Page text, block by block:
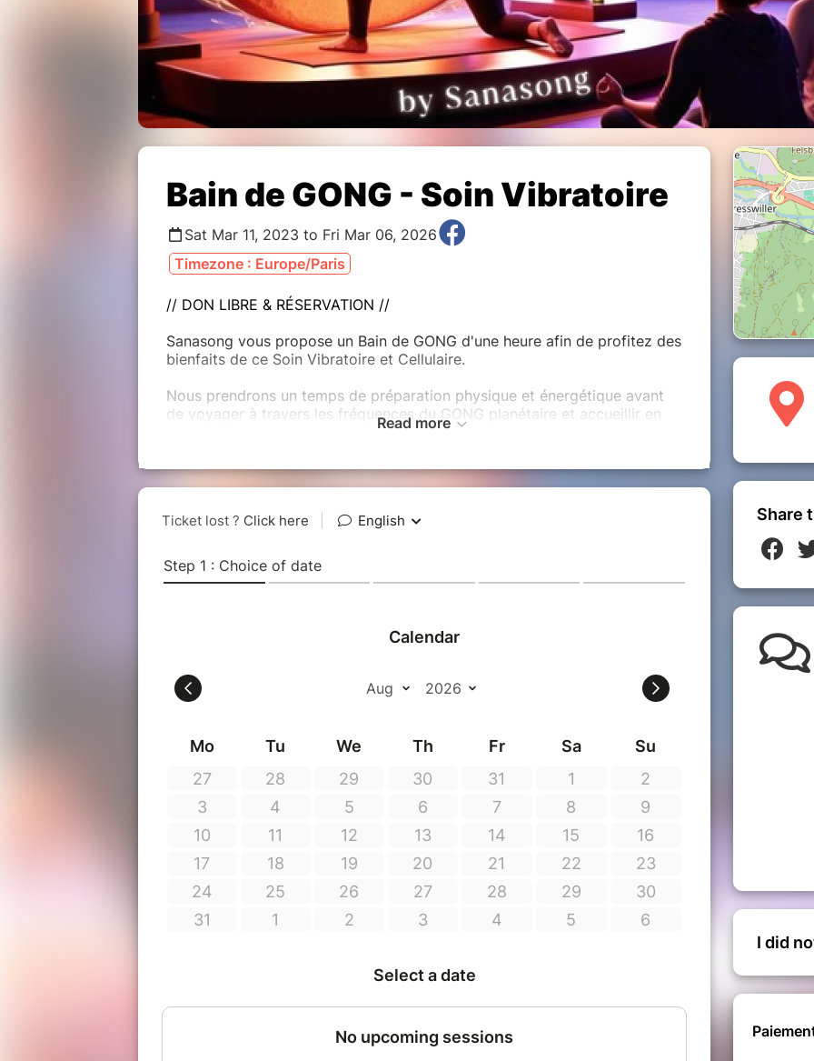
Bain de GONG - Soin Vibratoire
Sat Mar 11, 2023 to Fri Mar 06, 2026
Timezone : Europe/Paris
// DON LIBRE & RÉSERVATION //
Sanasong vous propose un Bain de GONG d'une heure afin de profitez des
bienfaits de ce Soin Vibratoire et Cellulaire.
Nous prendrons un temps de préparation physique et énergétique avant
de voyager à travers les fréquences du GONG planétaire et accueillir en
observant son propre processus de guéri-son.
Venez à 19H45, pour vous installer !
// INFORMATIONS PRATIQUES //
Je vous invite à ramener pour votre plus grand confort :
>>Tapis de sol (matelas)
>>une bouteille d'eau pour vous hydrater
TeraHertz pour une hydratation en profondeur.
Read more
Share
I did